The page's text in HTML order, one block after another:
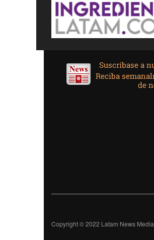
Copyright © 2022 Latam News